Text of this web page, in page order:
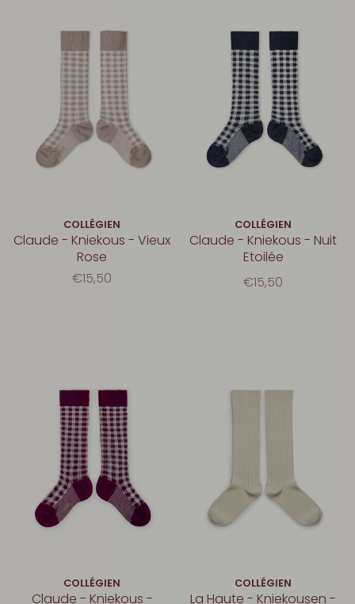
COLLÉGIEN
Claude - Kniekous - Vieux
Rose
€15,50
COLLÉGIEN
Claude - Kniekous - Nuit
Etoilée
€15,50
COLLÉGIEN
Claude - Kniekous -
COLLÉGIEN
La Haute - Kniekousen -